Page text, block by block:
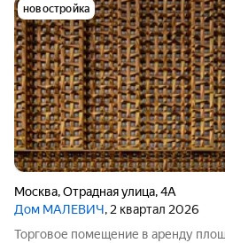
новостройка
Москва,Отрадная улица,4А
Дом МАЛЕВИЧ, 2 квартал 2026
Торговое помещение в аренду